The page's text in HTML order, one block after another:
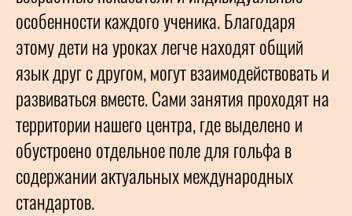
особенности каждого ученика. Благодаря
этому дети на уроках легче находят общий
язык друг с другом, могут взаимодействовать и
развиваться вместе. Сами занятия проходят на
территории нашего центра, где выделено и
обустроено отдельное поле для гольфа в
содержании актуальных международных
стандартов.